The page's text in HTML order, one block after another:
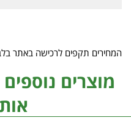
המחירים תקפים לרכישה באתר
מוצרים נוספים